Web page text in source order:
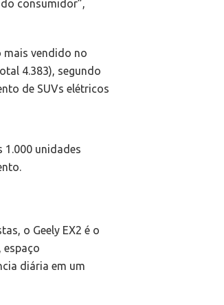
consumidor”,
mais vendido no
4.383), segundo
de SUVs elétricos
1.000 unidades
o Geely EX2 é o
espaço
diária em um